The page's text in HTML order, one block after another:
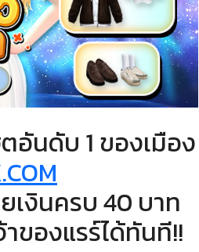
นดับ 1 ของเมือง
เงินครบ 40 บาท
ของแรร์ได้ทันที!!